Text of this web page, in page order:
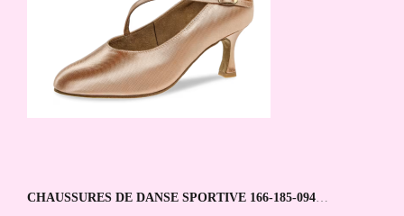
CHAUSSURES DE DANSE SPORTIVE 166-185-094